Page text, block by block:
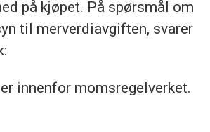
på kjøpet. På spørsmål om
til merverdiavgiften, svarer
innenfor momsregelverket.